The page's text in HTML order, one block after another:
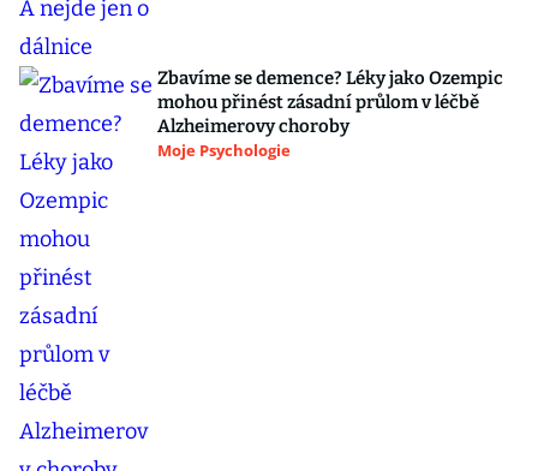
Zbavíme se demence? Léky jako Ozempic
mohou přinést zásadní průlom v léčbě
Alzheimerovy choroby
Moje Psychologie